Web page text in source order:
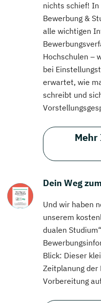
nichts schief!
Bewerbung &
alle wichtigen
Hochschulen –
bei
erwartet, wie
schreibt und
Dein Weg
Und wir haben
unserem
dualen
Blick: Dieser
Zeitplanung der
Vorbereitung